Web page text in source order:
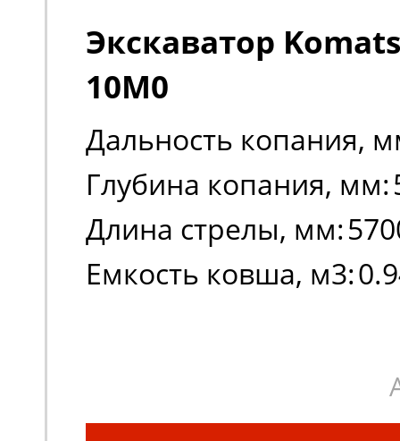
Экскаватор
10M0
Дальность копания,
Глубина копания, мм:
Длина стрелы, мм:
Емкость ковша, м3: